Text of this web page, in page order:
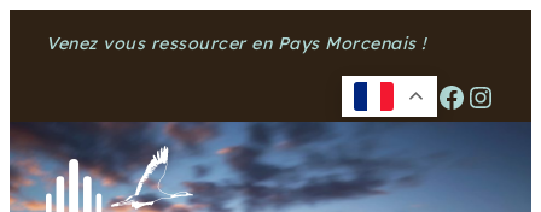
Venez vous ressourcer en Pays Morcenais !
Facebook Instagram